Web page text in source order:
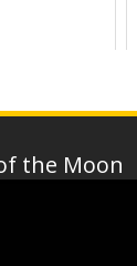
the Moon